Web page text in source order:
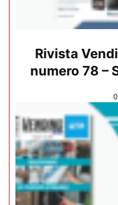
Rivista
numero 78 –